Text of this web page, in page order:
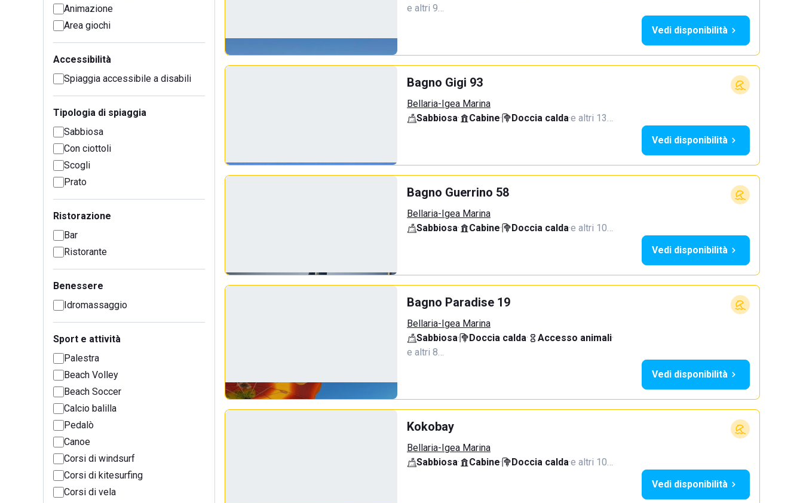
Animazione
Area giochi
Accessibilità
Spiaggia accessibile a disabili
Tipologia di spiaggia
Sabbiosa
Con ciottoli
Scogli
Prato
Ristorazione
Bar
Ristorante
Benessere
Idromassaggio
Sport e attività
Palestra
Beach Volley
Beach Soccer
Calcio balilla
Pedalò
Canoe
Corsi di windsurf
Corsi di kitesurfing
Corsi di vela
e altri 9…
Vedi disponibilità
Bagno Gigi 93
Bellaria-Igea Marina
Sabbiosa· Cabine· Doccia calda·e altri 13…
Vedi disponibilità
Bagno Guerrino 58
Bellaria-Igea Marina
Sabbiosa· Cabine· Doccia calda·e altri 10…
Vedi disponibilità
Bagno Paradise 19
Bellaria-Igea Marina
Sabbiosa· Doccia calda· Accesso animali·
e altri 8…
Vedi disponibilità
Kokobay
Bellaria-Igea Marina
Sabbiosa· Cabine· Doccia calda·e altri 10…
Vedi disponibilità